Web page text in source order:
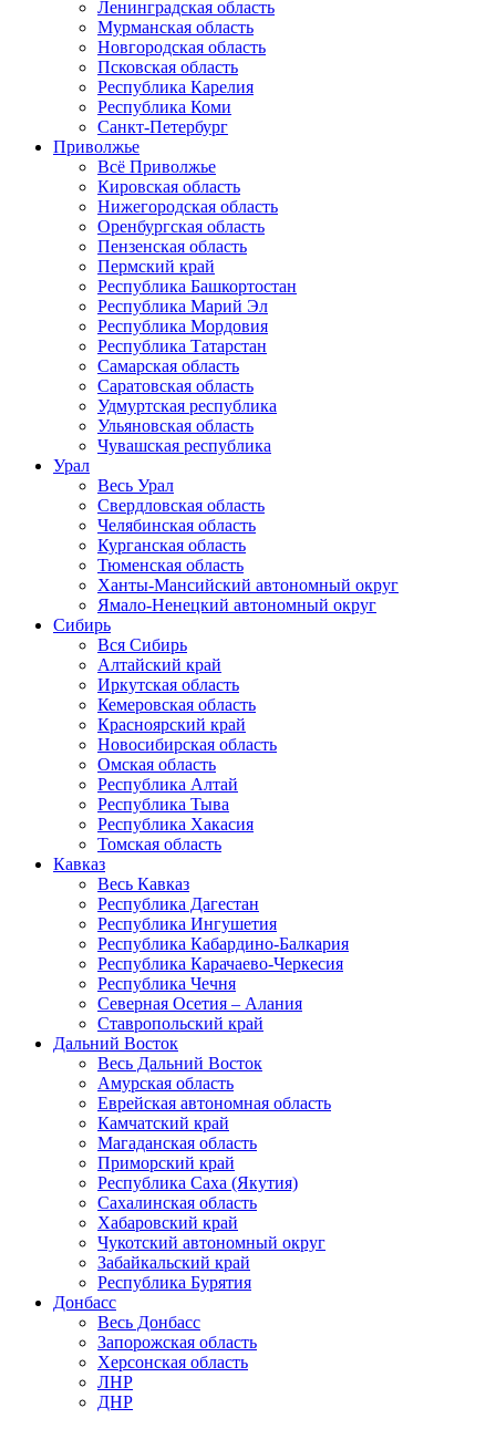
Ленинградская область
Мурманская область
Новгородская область
Псковская область
Республика Карелия
Республика Коми
Санкт-Петербург
Приволжье
Всё Приволжье
Кировская область
Нижегородская область
Оренбургская область
Пензенская область
Пермский край
Республика Башкортостан
Республика Марий Эл
Республика Мордовия
Республика Татарстан
Самарская область
Саратовская область
Удмуртская республика
Ульяновская область
Чувашская республика
Урал
Весь Урал
Свердловская область
Челябинская область
Курганская область
Тюменская область
Ханты-Мансийский автономный округ
Ямало-Ненецкий автономный округ
Сибирь
Вся Сибирь
Алтайский край
Иркутская область
Кемеровская область
Красноярский край
Новосибирская область
Омская область
Республика Алтай
Республика Тыва
Республика Хакасия
Томская область
Кавказ
Весь Кавказ
Республика Дагестан
Республика Ингушетия
Республика Кабардино-Балкария
Республика Карачаево-Черкесия
Республика Чечня
Северная Осетия – Алания
Ставропольский край
Дальний Восток
Весь Дальний Восток
Амурская область
Еврейская автономная область
Камчатский край
Магаданская область
Приморский край
Республика Саха (Якутия)
Сахалинская область
Хабаровский край
Чукотский автономный округ
Забайкальский край
Республика Бурятия
Донбасс
Весь Донбасс
Запорожская область
Херсонская область
ЛНР
ДНР